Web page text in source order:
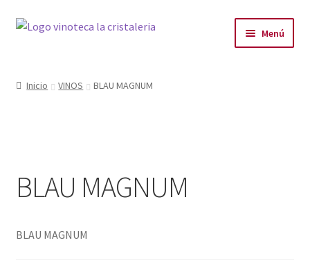
Menú
PRODUCTOS DESTACADOS
Inicio VINOS BLAU MAGNUM
BLAU MAGNUM
BLAU MAGNUM